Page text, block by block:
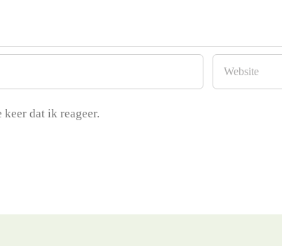
dat ik reageer.